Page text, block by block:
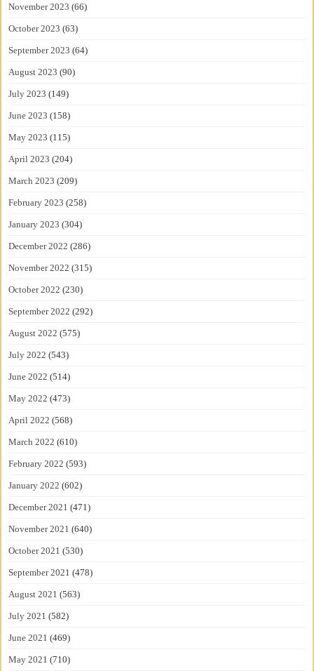
November 2023 (66)
October 2023 (63)
September 2023 (64)
August 2023 (90)
July 2023 (149)
June 2023 (158)
May 2023 (115)
April 2023 (204)
March 2023 (209)
February 2023 (258)
January 2023 (304)
December 2022 (286)
November 2022 (315)
October 2022 (230)
September 2022 (292)
August 2022 (575)
July 2022 (543)
June 2022 (514)
May 2022 (473)
April 2022 (568)
March 2022 (610)
February 2022 (593)
January 2022 (602)
December 2021 (471)
November 2021 (640)
October 2021 (530)
September 2021 (478)
August 2021 (563)
July 2021 (582)
June 2021 (469)
May 2021 (710)